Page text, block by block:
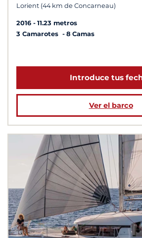
Lorient (44 km de Concarneau)
2016
11.23 metros
3 Camarotes
8 Camas
Introduce tus
Ver el barco